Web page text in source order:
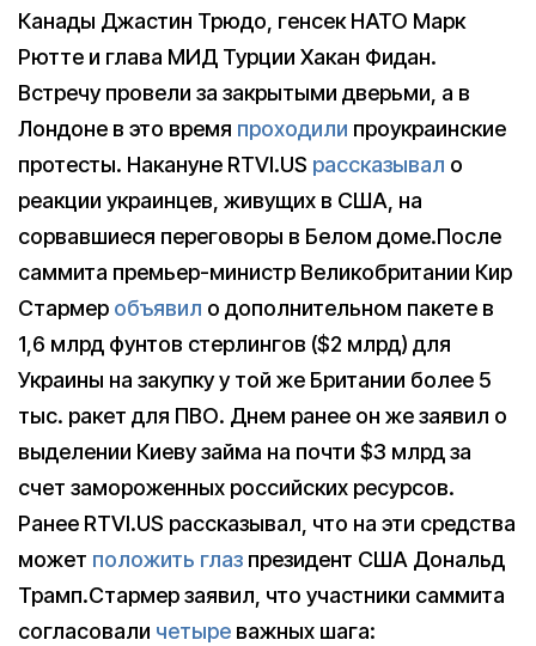
Канады Джастин Трюдо, генсек НАТО Марк
Рютте и глава МИД Турции Хакан Фидан.
Встречу провели за закрытыми дверьми, а в
Лондоне в это время проходили проукраинские
протесты. Накануне RTVI.US рассказывал о
реакции украинцев, живущих в США, на
сорвавшиеся переговоры в Белом доме.После
саммита премьер-министр Великобритании Кир
Стармер объявил о дополнительном пакете в
1,6 млрд фунтов стерлингов ($2 млрд) для
Украины на закупку у той же Британии более 5
тыс. ракет для ПВО. Днем ранее он же заявил о
выделении Киеву займа на почти $3 млрд за
счет замороженных российских ресурсов.
Ранее RTVI.US рассказывал, что на эти средства
может положить глаз президент США Дональд
Трамп.Стармер заявил, что участники саммита
согласовали четыре важных шага: